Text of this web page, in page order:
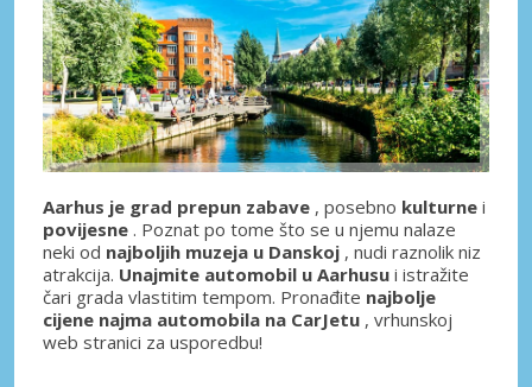
Aarhus je grad prepun zabave , posebno kulturne i
povijesne . Poznat po tome što se u njemu nalaze
neki od najboljih muzeja u Danskoj , nudi raznolik niz
atrakcija. Unajmite automobil u Aarhusu i istražite
čari grada vlastitim tempom. Pronađite najbolje
cijene najma automobila na CarJetu , vrhunskoj
web stranici za usporedbu!